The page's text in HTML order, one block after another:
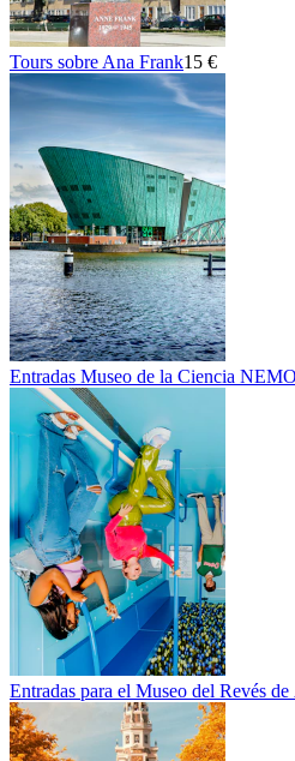
Tours sobre Ana Frank15 €
Entradas Museo de la Ciencia NEMO
Entradas para el Museo del Revés